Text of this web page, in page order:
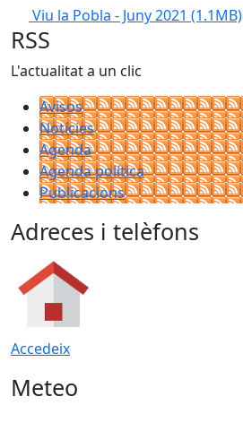
Viu la Pobla - Juny 2021 (1.1MB)
RSS
L'actualitat a un clic
Avisos
Notícies
Agenda
Agenda política
Publicacions
Adreces i telèfons
Accedeix
Meteo